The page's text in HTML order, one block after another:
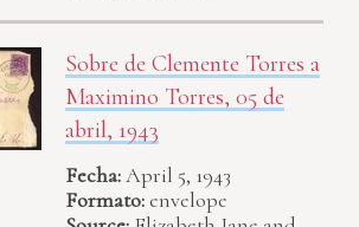
Sobre de Clemente Torres a
Maximino Torres, 05 de
abril, 1943
Fecha:April 5, 1943
Formato:envelope